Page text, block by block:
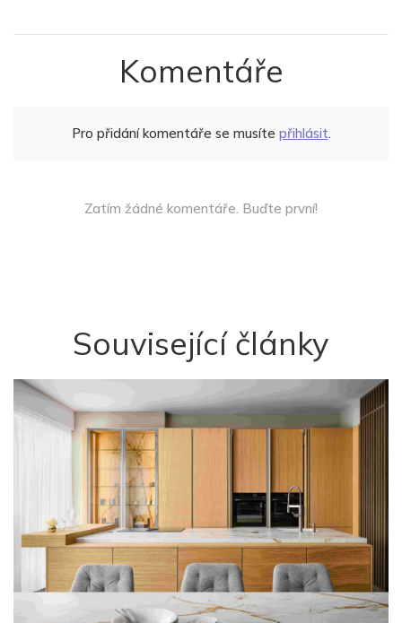
Komentáře
Pro přidání komentáře se musíte přihlásit.
Zatím žádné komentáře. Buďte první!
Související články